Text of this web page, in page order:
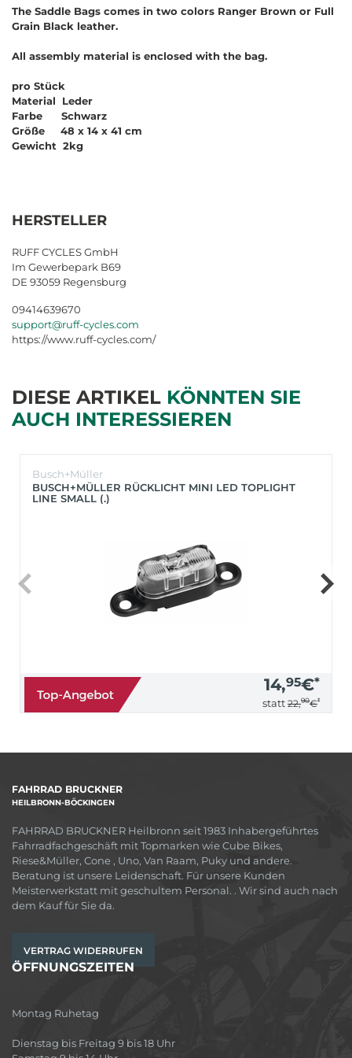
The Saddle Bags comes in two colors Ranger Brown or Full
Grain Black leather.
All assembly material is enclosed with the bag.
pro Stück
Material Leder
Farbe Schwarz
Größe 48 x 14 x 41 cm
Gewicht 2kg
HERSTELLER
RUFF CYCLES GmbH
Im Gewerbepark B69
DE 93059 Regensburg
09414639670
support@ruff-cycles.com
https://www.ruff-cycles.com/
DIESE ARTIKEL KÖNNTEN SIE
AUCH INTERESSIEREN
Busch+Müller
BUSCH+MÜLLER RÜCKLICHT MINI LED TOPLIGHT
LINE SMALL (.)
14,95€*
statt 22,90€*
FAHRRAD BRUCKNER
HEILBRONN-BÖCKINGEN
FAHRRAD BRUCKNER Heilbronn seit 1983 Inhabergeführtes
Fahrradfachgeschäft mit Topmarken wie Cube Bikes,
Riese&Müller, Cone , Uno, Van Raam, Puky und andere.
Beratung ist unsere Leidenschaft. Für unsere Kunden
Meisterwerkstatt mit geschultem Personal. . Wir sind auch nach
dem Kauf für Sie da.
VERTRAG WIDERRUFEN
ÖFFNUNGSZEITEN
Montag Ruhetag
Dienstag bis Freitag 9 bis 18 Uhr